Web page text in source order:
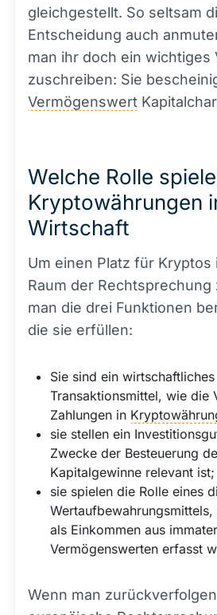
gleichgestellt. So seltsam
Entscheidung auch
man ihr doch ein wichtiges
zuschreiben: Sie
Vermögenswert
Welche Rolle
Kryptowährungen
Wirtschaft
Um einen Platz für Kryptos
Raum der
man die drei Funktionen
die sie erfüllen:
Sie sind ein
Transaktionsmittel, wie die
Zahlungen in
sie stellen ein
Zwecke der Besteuerung
Kapitalgewinne relevant ist;
sie spielen die Rolle eines
als Einkommen aus
Vermögenswerten erfasst
Wenn man